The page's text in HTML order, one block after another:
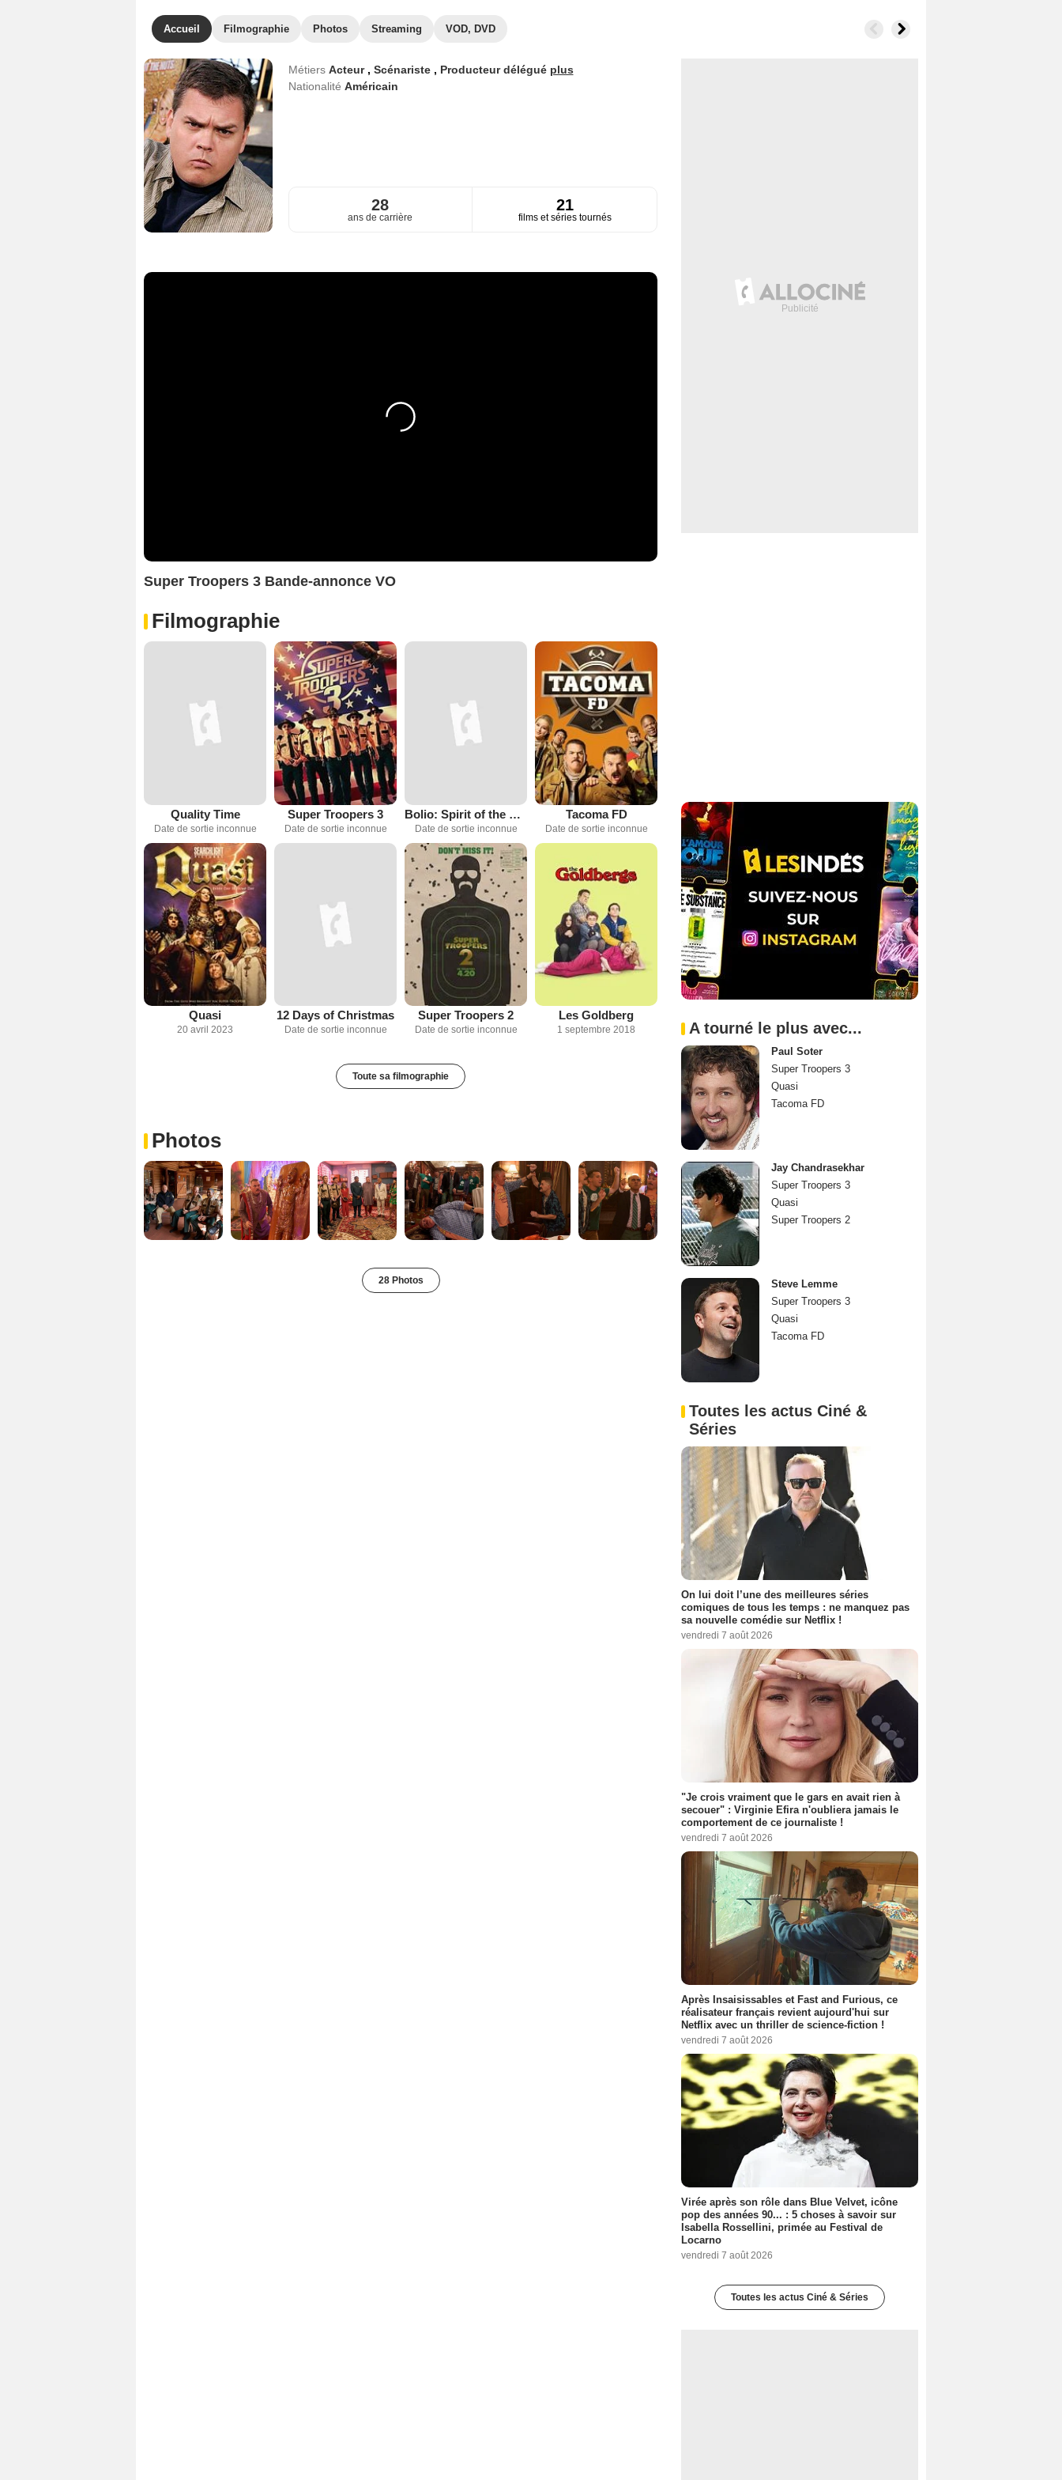
Accueil Filmographie Photos Streaming VOD, DVD
Métiers Acteur , Scénariste , Producteur délégué plus
Nationalité Américain
28
ans de carrière
21
films et séries tournés
Super Troopers 3 Bande-annonce VO
Filmographie
Quality Time
Date de sortie inconnue
Super Troopers 3
Date de sortie inconnue
Bolio: Spirit of the Mustang
Date de sortie inconnue
Tacoma FD
Date de sortie inconnue
Quasi
20 avril 2023
12 Days of Christmas
Date de sortie inconnue
Super Troopers 2
Date de sortie inconnue
Les Goldberg
1 septembre 2018
Toute sa filmographie
Photos
28 Photos
A tourné le plus avec...
Paul Soter
Super Troopers 3
Quasi
Tacoma FD
Jay Chandrasekhar
Super Troopers 3
Quasi
Super Troopers 2
Steve Lemme
Super Troopers 3
Quasi
Tacoma FD
Toutes les actus Ciné &
Séries
On lui doit l’une des meilleures séries
comiques de tous les temps : ne manquez pas
sa nouvelle comédie sur Netflix !
vendredi 7 août 2026
"Je crois vraiment que le gars en avait rien à
secouer" : Virginie Efira n'oubliera jamais le
comportement de ce journaliste !
vendredi 7 août 2026
Après Insaisissables et Fast and Furious, ce
réalisateur français revient aujourd'hui sur
Netflix avec un thriller de science-fiction !
vendredi 7 août 2026
Virée après son rôle dans Blue Velvet, icône
pop des années 90... : 5 choses à savoir sur
Isabella Rossellini, primée au Festival de
Locarno
vendredi 7 août 2026
Toutes les actus Ciné & Séries